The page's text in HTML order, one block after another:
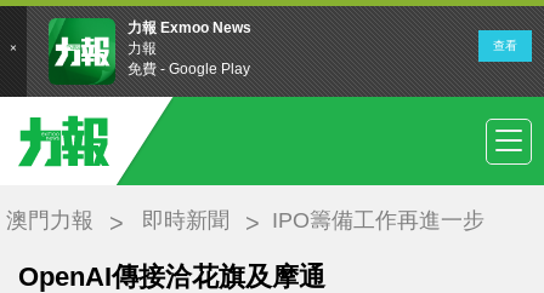
澳門力報 即時新聞 IPO籌備工作再進一步
OpenAI傳接洽花旗及摩通